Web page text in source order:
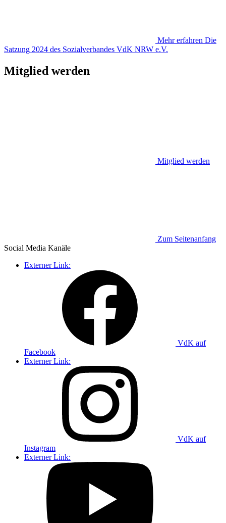
Mehr erfahren Die
Satzung 2024 des Sozialverbandes VdK NRW e.V.
Mitglied werden
Mitglied werden
Zum Seitenanfang
Social Media Kanäle
Externer Link:
VdK auf
Facebook
Externer Link:
VdK auf
Instagram
Externer Link: